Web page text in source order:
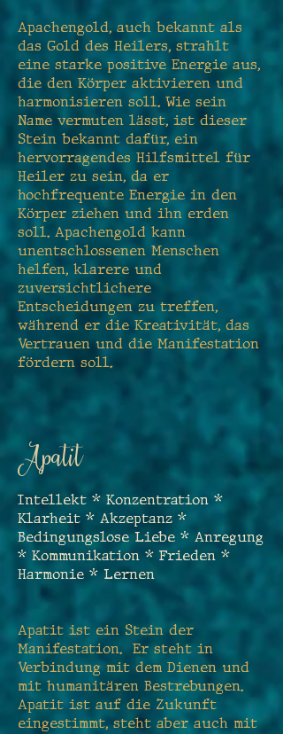
Apachengold, auch bekannt als
das Gold des Heilers, strahlt
eine starke positive Energie aus,
die den Körper aktivieren und
harmonisieren soll. Wie sein
Name vermuten lässt, ist dieser
Stein bekannt dafür, ein
hervorragendes Hilfsmittel für
Heiler zu sein, da er
hochfrequente Energie in den
Körper ziehen und ihn erden
soll. Apachengold kann
unentschlossenen Menschen
helfen, klarere und
zuversichtlichere
Entscheidungen zu treffen,
während er die Kreativität, das
Vertrauen und die Manifestation
fördern soll.
Apatit
Intellekt * Konzentration *
Klarheit * Akzeptanz *
Bedingungslose Liebe * Anregung
* Kommunikation * Frieden *
Harmonie * Lernen
Apatit ist ein Stein der
Manifestation. Er steht in
Verbindung mit dem Dienen und
mit humanitären Bestrebungen.
Apatit ist auf die Zukunft
eingestimmt, steht aber auch mit